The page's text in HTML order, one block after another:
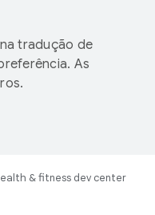
tradução de
As
& fitness dev center